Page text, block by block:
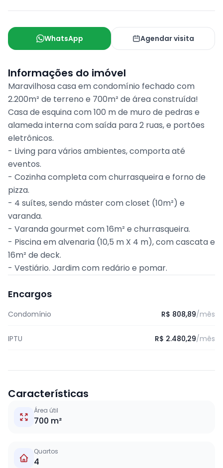
WhatsApp Agendar visita
Informações do imóvel
Maravilhosa casa em condomínio fechado com
2.200m² de terreno e 700m² de área construída!
Casa de esquina com 100 m de muro de pedras e
alameda interna com saída para 2 ruas, e portões
eletrônicos.
- Living para vários ambientes, comporta até
eventos.
- Cozinha completa com churrasqueira e forno de
pizza.
- 4 suítes, sendo máster com closet (10m²) e
varanda.
- Varanda gourmet com 16m² e churrasqueira.
- Piscina em alvenaria (10,5 m X 4 m), com cascata e
16m² de deck.
- Vestiário. Jardim com redário e pomar.
Encargos
Condomínio R$ 808,89/mês
IPTU R$ 2.480,29/mês
Características
Área útil
700 m²
Quartos
4